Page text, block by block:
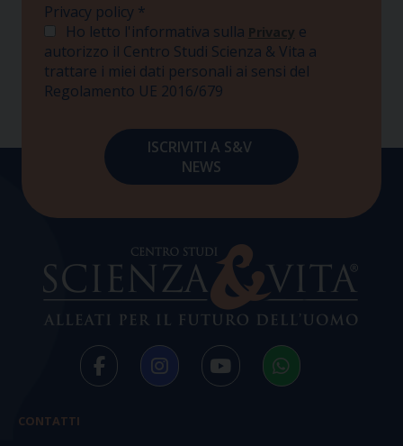
Privacy policy *
Ho letto l'informativa sulla Privacy e
autorizzo il Centro Studi Scienza & Vita a
trattare i miei dati personali ai sensi del
Regolamento UE 2016/679
CONTATTI